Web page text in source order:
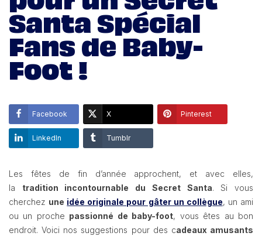
Santa Spécial
Fans de Baby-
Foot !
Facebook X Pinterest
LinkedIn Tumblr
Les fêtes de fin d’année approchent, et avec elles,
la tradition incontournable du Secret Santa. Si vous
cherchez une idée originale pour gâter un collègue, un ami
ou un proche passionné de baby-foot, vous êtes au bon
endroit. Voici nos suggestions pour des cadeaux amusants